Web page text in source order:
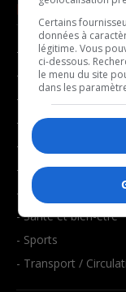
NOUVELLES
- Affaires
- Communauté /
- Culture
- Économie
- Éducation
- Environnement
- Faits divers
- Santé et bien-être
- Sports
- Transport /
Certains
données à
légitime. Vous
ci-dessous.
le menu du site
dans les